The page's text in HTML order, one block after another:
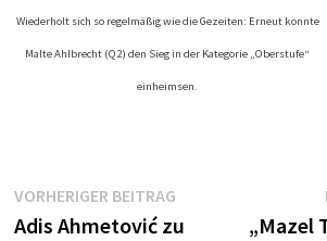
Wiederholt sich so regelmäßig wie die Gezeiten: Erneut konnte
Malte Ahlbrecht (Q2) den Sieg in der Kategorie „Oberstufe“
einheimsen.
Beitragsnavigation
VORHERIGER BEITRAGVorheriger
Beitrag:
Adis Ahmetović zu
„Mazel